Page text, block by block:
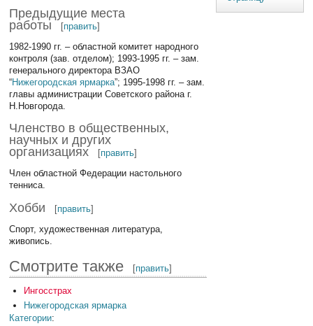
Предыдущие места
работы
[править]
1982-1990 гг. – областной комитет народного
контроля (зав. отделом); 1993-1995 гг. – зам.
генерального директора ВЗАО
“Нижегородская ярмарка”; 1995-1998 гг. – зам.
главы администрации Советского района г.
Н.Новгорода.
Членство в общественных,
научных и других
организациях
[править]
Член областной Федерации настольного
тенниса.
Хобби [править]
Спорт, художественная литература,
живопись.
Смотрите также [править]
Ингосстрах
Нижегородская ярмарка
Категории: